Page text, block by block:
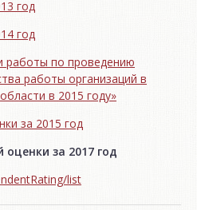
год
год
работы по проведению
работы организаций в
в 2015 году»
за 2015 год
за 2017 год
list